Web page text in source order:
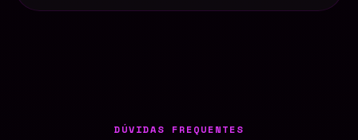
DÚVIDAS FREQUENTES